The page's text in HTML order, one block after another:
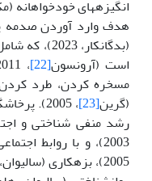
انگیزه­های خودخواهانه
هدف وارد آوردن صدمه
(بدگانکار،
است (آرونسون[22]
مسخره کردن، طرد
(گرین[23]
، 2005).
رشد منفی شناختی و
2003)، و با روابط اجتماعی ضعیف (بارنو، لوخت و فریبرگر
2005)، بزهکاری (سالیوان، فارل و کلیور